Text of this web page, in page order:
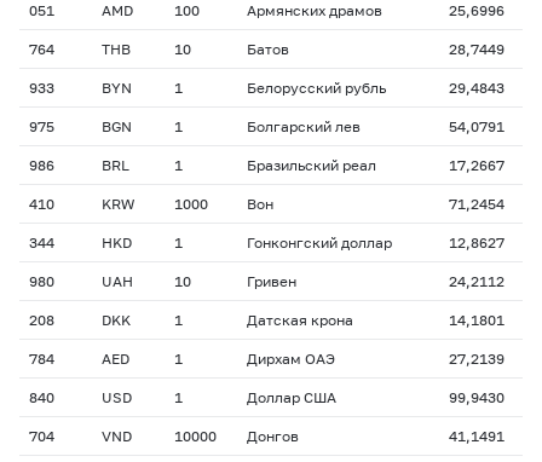
051 AMD 100 Армянских драмов 25,6996
764 THB 10 Батов 28,7449
933 BYN 1 Белорусский рубль 29,4843
975 BGN 1 Болгарский лев 54,0791
986 BRL 1 Бразильский реал 17,2667
410 KRW 1000 Вон 71,2454
344 HKD 1 Гонконгский доллар 12,8627
980 UAH 10 Гривен 24,2112
208 DKK 1 Датская крона 14,1801
784 AED 1 Дирхам ОАЭ 27,2139
840 USD 1 Доллар США 99,9430
704 VND 10000 Донгов 41,1491